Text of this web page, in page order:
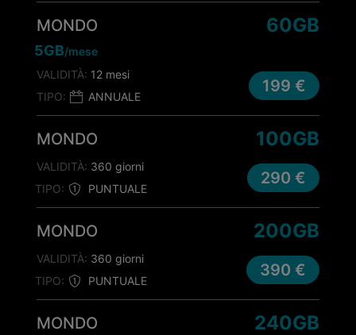
MONDO
TIPO: ANNUALE
60GB
5GB/mese
VALIDITÀ: 12 mesi
199 €
MONDO
TIPO: PUNTUALE
100GB
VALIDITÀ: 360 giorni
290 €
MONDO
TIPO: PUNTUALE
200GB
VALIDITÀ: 360 giorni
390 €
MONDO 240GB